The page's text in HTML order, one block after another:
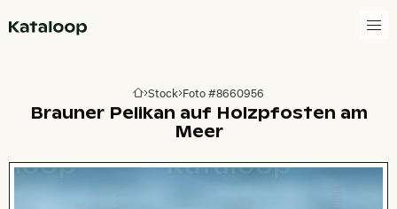
Zur Homepage
Stock Foto #8660956
Brauner Pelikan auf Holzpfosten am
Meer